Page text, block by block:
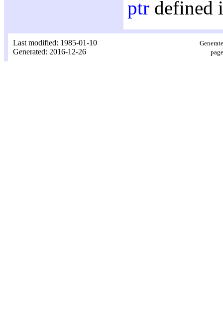
ptr defined
Last modified: 1985-01-10
Generated: 2016-12-26